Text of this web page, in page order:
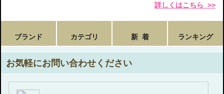
詳しくはこちら >>
ブランド カテゴリ 新 着 ランキング
お気軽にお問い合わせください